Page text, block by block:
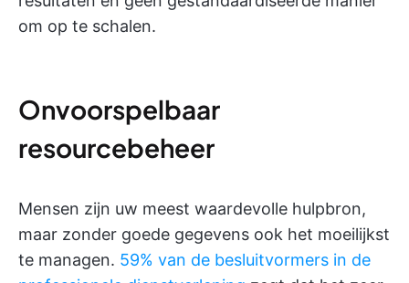
om op te schalen.
Onvoorspelbaar
resourcebeheer
Mensen zijn uw meest waardevolle hulpbron,
maar zonder goede gegevens ook het moeilijkst
te managen. 59% van de besluitvormers in de